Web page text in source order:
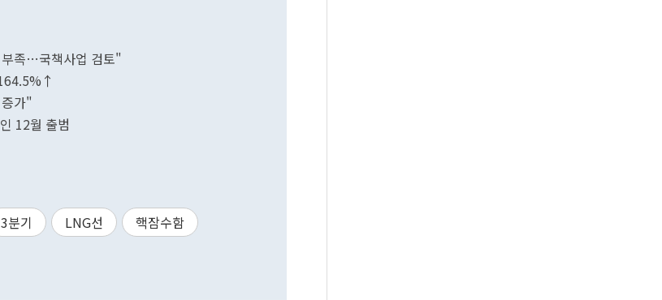
족…국책사업 검토"
가"
12월 출범
3분기 LNG선
핵잠수함